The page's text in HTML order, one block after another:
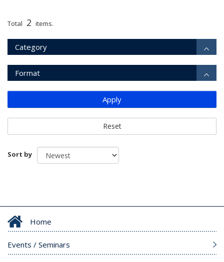
Total 2 items.
Category
Format
Apply
Reset
Sort by
Home
Events / Seminars